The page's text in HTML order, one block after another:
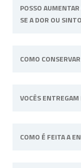
unidade
interior de
POSSO
SE A DOR OU
acompanha
COMO
a fórmula
VOCÊS
do território
COMO É FEITA A